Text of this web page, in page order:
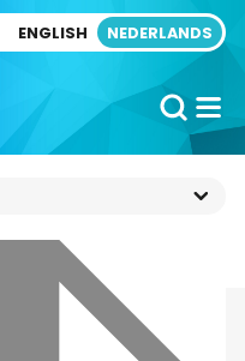
ENGLISH NEDERLANDS